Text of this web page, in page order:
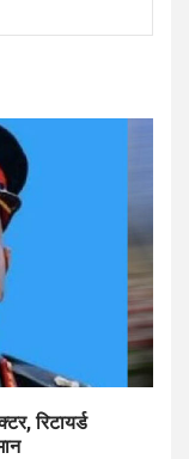
रिटायर्ड